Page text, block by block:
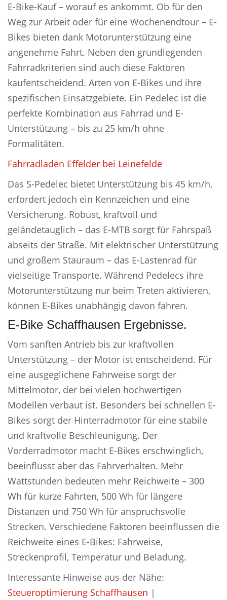
E-Bike-Kauf – worauf es ankommt. Ob für den
Weg zur Arbeit oder für eine Wochenendtour – E-
Bikes bieten dank Motorunterstützung eine
angenehme Fahrt. Neben den grundlegenden
Fahrradkriterien sind auch diese Faktoren
kaufentscheidend. Arten von E-Bikes und ihre
spezifischen Einsatzgebiete. Ein Pedelec ist die
perfekte Kombination aus Fahrrad und E-
Unterstützung – bis zu 25 km/h ohne
Formalitäten.
Fahrradladen Effelder bei Leinefelde
Das S-Pedelec bietet Unterstützung bis 45 km/h,
erfordert jedoch ein Kennzeichen und eine
Versicherung. Robust, kraftvoll und
geländetauglich – das E-MTB sorgt für Fahrspaß
abseits der Straße. Mit elektrischer Unterstützung
und großem Stauraum – das E-Lastenrad für
vielseitige Transporte. Während Pedelecs ihre
Motorunterstützung nur beim Treten aktivieren,
können E-Bikes unabhängig davon fahren.
E-Bike Schaffhausen Ergebnisse.
Vom sanften Antrieb bis zur kraftvollen
Unterstützung – der Motor ist entscheidend. Für
eine ausgeglichene Fahrweise sorgt der
Mittelmotor, der bei vielen hochwertigen
Modellen verbaut ist. Besonders bei schnellen E-
Bikes sorgt der Hinterradmotor für eine stabile
und kraftvolle Beschleunigung. Der
Vorderradmotor macht E-Bikes erschwinglich,
beeinflusst aber das Fahrverhalten. Mehr
Wattstunden bedeuten mehr Reichweite – 300
Wh für kurze Fahrten, 500 Wh für längere
Distanzen und 750 Wh für anspruchsvolle
Strecken. Verschiedene Faktoren beeinflussen die
Reichweite eines E-Bikes: Fahrweise,
Streckenprofil, Temperatur und Beladung.
Interessante Hinweise aus der Nähe:
Steueroptimierung Schaffhausen |